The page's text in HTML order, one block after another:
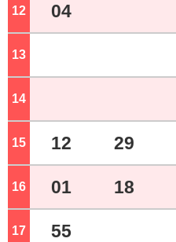
12 04
13
14
15 12 29
16 01 18
17 55